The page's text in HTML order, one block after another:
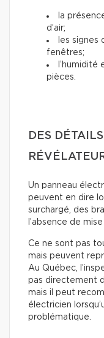
la
d’air;
les signes
fenêtres;
l’humidité
pièces.
DES
Un panneau
peuvent en dire
surchargé, des
l’absence de
Ce ne sont pas
mais peuvent
Au Québec,
pas directement
mais il peut
électricien
problématique.